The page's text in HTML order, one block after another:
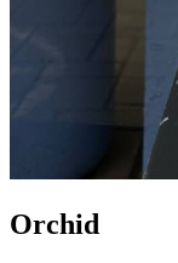
Orchid